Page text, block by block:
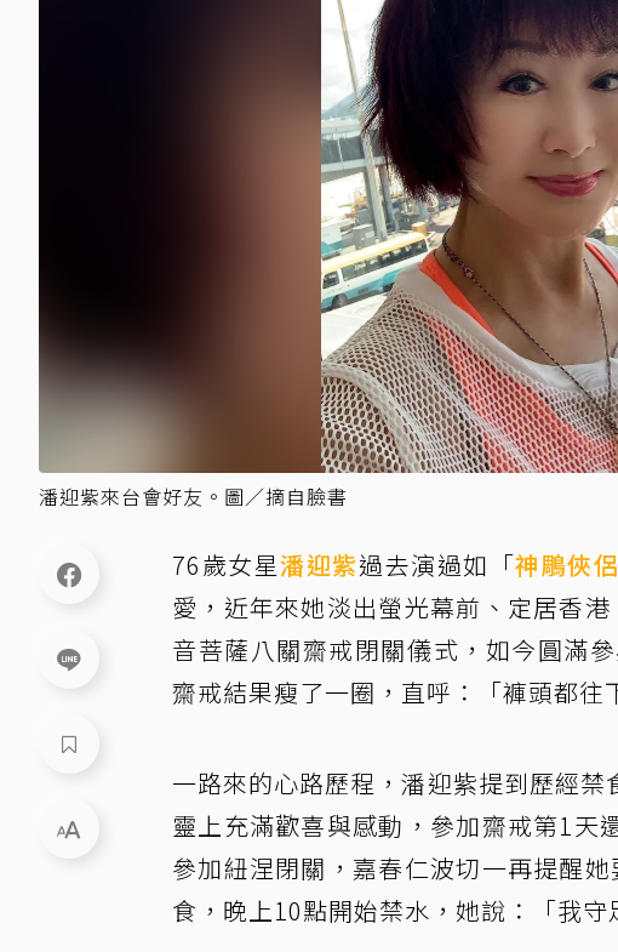
潘迎紫來台會好友。圖／摘自臉書
76歲女星潘迎紫過去演過如「神鵰俠侶
愛，近年來她淡出螢光幕前、定居香
音菩薩八關齋戒閉關儀式，如今圓滿
齋戒結果瘦了一圈，直呼：「褲頭都往
一路來的心路歷程，潘迎紫提到歷經
靈上充滿歡喜與感動，參加齋戒第1天
參加紐涅閉關，嘉春仁波切一再提醒
食，晚上10點開始禁水，她說：「我守